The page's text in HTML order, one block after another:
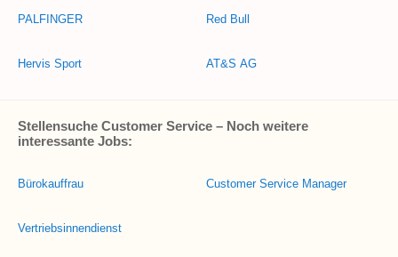
PALFINGER
Hervis Sport
Red Bull
AT&S AG
Stellensuche Customer Service – Noch weitere
interessante Jobs:
Bürokauffrau
Vertriebsinnendienst
Customer Service Manager